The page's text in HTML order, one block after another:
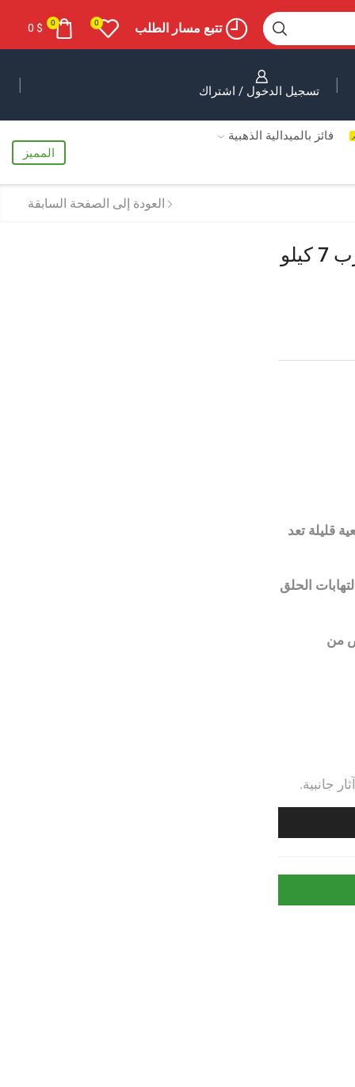
تتبع مسار الطلب 0
0
0 $
تسجيل الدخول / اشتراك
فائز بالميدالية الذهبية
المميز
العودة إلى الصفحة السابقة
عسل السلام (السلم) اليمني (جالون يقارب 7 كيلو
قليلة تعد
الحلق
من
جانبية.